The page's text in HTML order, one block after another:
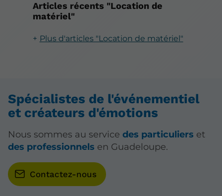
Articles récents "Location de
matériel"
Plus d'articles "Location de matériel"
Spécialistes de l'événementiel
et créateurs d'émotions
Nous sommes au service des particuliers et
des professionnels en Guadeloupe.
Contactez-nous